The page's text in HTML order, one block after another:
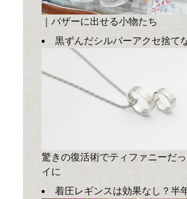
｜バザーに出せる小物たち
黒ずんだシルバーアクセ捨て
驚きの復活術でティファニーだ
イに
着圧レギンスは効果なし？半